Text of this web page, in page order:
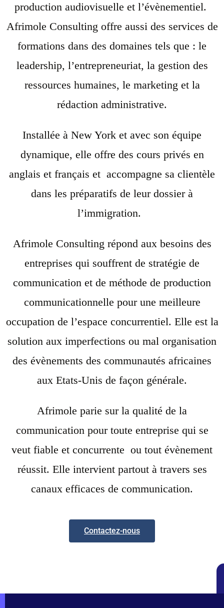
production audiovisuelle et l’évènementiel.
Afrimole Consulting offre aussi des services de
formations dans des domaines tels que : le
leadership, l’entrepreneuriat, la gestion des
ressources humaines, le marketing et la
rédaction administrative.
Installée à New York et avec son équipe
dynamique, elle offre des cours privés en
anglais et français et accompagne sa clientèle
dans les préparatifs de leur dossier à
l’immigration.
Afrimole Consulting répond aux besoins des
entreprises qui souffrent de stratégie de
communication et de méthode de production
communicationnelle pour une meilleure
occupation de l’espace concurrentiel. Elle est la
solution aux imperfections ou mal organisation
des évènements des communautés africaines
aux Etats-Unis de façon générale.
Afrimole parie sur la qualité de la
communication pour toute entreprise qui se
veut fiable et concurrente ou tout évènement
réussit. Elle intervient partout à travers ses
canaux efficaces de communication.
Contactez-nous